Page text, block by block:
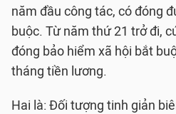
năm đầu công tác, có đóng
buộc. Từ năm thứ 21 trở đi,
đóng bảo hiểm xã hội bắt
tháng tiền lương.
Hai là: Đối tượng tinh giản